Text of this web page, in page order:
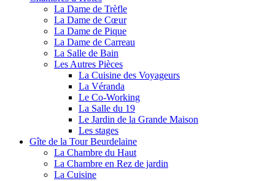
La Dame de Trèfle
La Dame de Cœur
La Dame de Pique
La Dame de Carreau
La Salle de Bain
Les Autres Pièces
La Cuisine des Voyageurs
La Véranda
Le Co-Working
La Salle du 19
Le Jardin de la Grande Maison
Les stages
Gîte de la Tour Beurdelaine
La Chambre du Haut
La Chambre en Rez de jardin
La Cuisine